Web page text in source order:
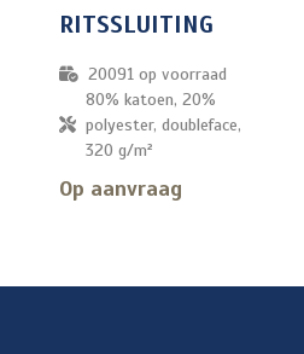
RITSSLUITING
20091 op voorraad
80% katoen, 20%
polyester, doubleface,
320 g/m²
Op aanvraag